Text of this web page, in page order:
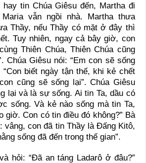
hay tin Chúa Giêsu đến, Martha đi
vẫn ngồi nhà. Martha thưa
Thầy, nếu Thầy có mặt ở đây thì
Tuy nhiên, ngay cả bây giờ, con
Thiên Chúa, Thiên Chúa cũng
Chúa Giêsu nói: “Em con sẽ sống
“Con biết ngày tận thế, khi kẻ chết
cũng sẽ sống lại”. Chúa Giêsu
lại và là sự sống. Ai tin Ta, dầu có
sống. Và kẻ nào sống mà tin Ta,
giờ. Con có tin điều đó không?” Bà
vâng, con đã tin Thầy là Đấng Kitô,
sống đã đến trong thế gian”.
hỏi: “Đã an táng Ladarô ở đâu?”